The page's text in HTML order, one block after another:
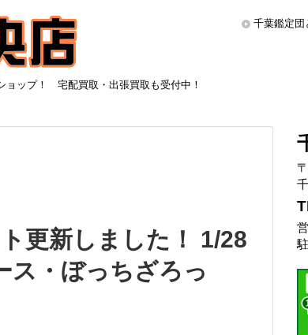
ョップ！ 宅配買取・出張買取も受付中！
千葉鑑定団
更新しました！ 1/28
ス・ぼっちざろっ